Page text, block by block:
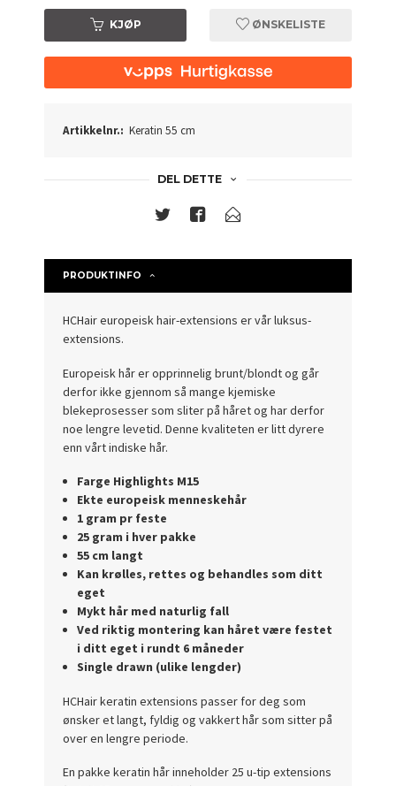
KJØP ØNSKELISTE
Artikkelnr.: Keratin 55 cm
DEL DETTE
PRODUKTINFO
HCHair europeisk hair-extensions er vår luksus-
extensions.
Europeisk hår er opprinnelig brunt/blondt og går
derfor ikke gjennom så mange kjemiske
blekeprosesser som sliter på håret og har derfor
noe lengre levetid. Denne kvaliteten er litt dyrere
enn vårt indiske hår.
Farge Highlights M15
Ekte europeisk menneskehår
1 gram pr feste
25 gram i hver pakke
55 cm langt
Kan krølles, rettes og behandles som ditt
eget
Mykt hår med naturlig fall
Ved riktig montering kan håret være festet
i ditt eget i rundt 6 måneder
Single drawn (ulike lengder)
HCHair keratin extensions passer for deg som
ønsker et langt, fyldig og vakkert hår som sitter på
over en lengre periode.
En pakke keratin hår inneholder 25 u-tip extensions